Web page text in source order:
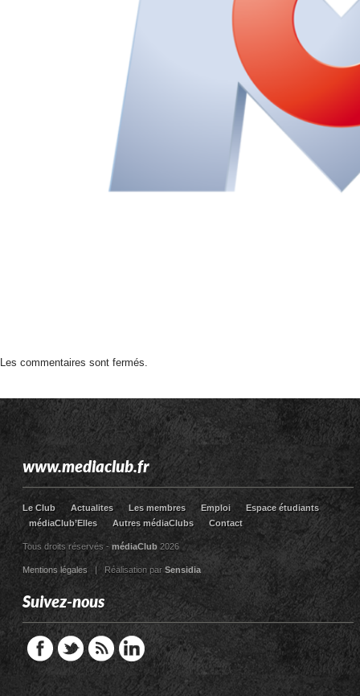
Les commentaires sont fermés.
www.mediaclub.fr
Le Club Actualites Les membres Emploi
Espace étudiants
médiaClub’Elles
Autres médiaClubs Contact
Tous droits réservés - médiaClub2026
Mentions légales| Réalisation par Sensidia
Suivez-nous